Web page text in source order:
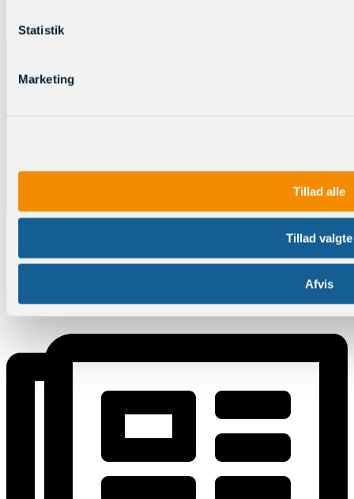
Statistik
Marketing
Tillad alle
Tillad valgte
Afvis